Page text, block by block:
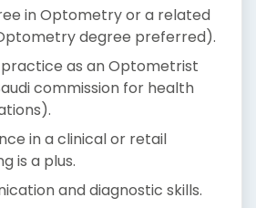
in Optometry or a related
degree preferred).
practice as an Optometrist
commission for health
in a clinical or retail
is a plus.
and diagnostic skills.